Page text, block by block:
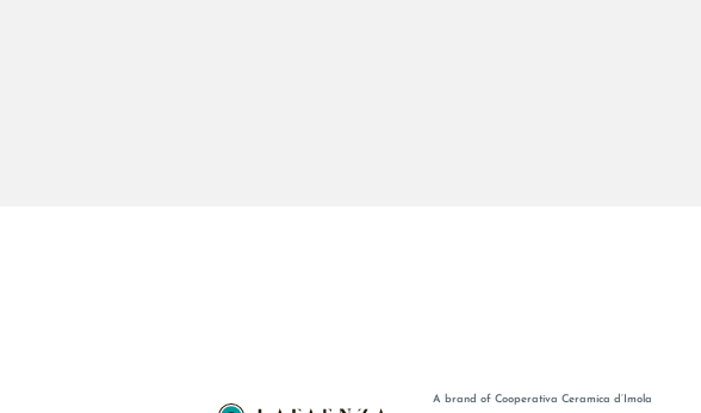
A brand of Cooperativa Ceramica d’Imola